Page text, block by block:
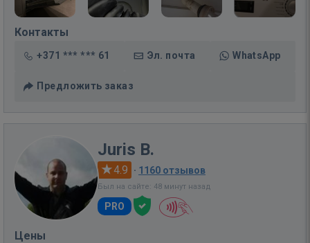
Контакты
+371 *** *** 61 Эл. почта WhatsApp
Предложить заказ
Juris B.
4.9 · 1160 отзывов
Был на сайте: 48 минут назад
PRO
Цены